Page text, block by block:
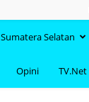
Sumatera Selatan
Opini TV.Net